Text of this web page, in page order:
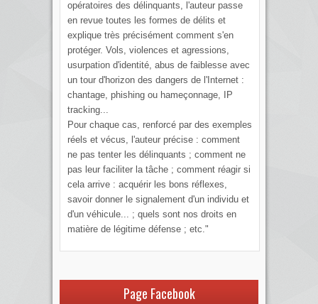
opératoires des délinquants, l'auteur passe
en revue toutes les formes de délits et
explique très précisément comment s'en
protéger. Vols, violences et agressions,
usurpation d'identité, abus de faiblesse avec
un tour d'horizon des dangers de l'Internet :
chantage, phishing ou hameçonnage, IP
tracking...
Pour chaque cas, renforcé par des exemples
réels et vécus, l'auteur précise : comment
ne pas tenter les délinquants ; comment ne
pas leur faciliter la tâche ; comment réagir si
cela arrive : acquérir les bons réflexes,
savoir donner le signalement d'un individu et
d'un véhicule... ; quels sont nos droits en
matière de légitime défense ; etc."
Page Facebook